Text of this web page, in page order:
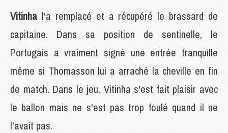
Vitinha l'a remplacé et a récupéré le brassard de
capitaine. Dans sa position de sentinelle, le
Portugais a vraiment signé une entrée tranquille
même si Thomasson lui a arraché la cheville en fin
de match. Dans le jeu, Vitinha s'est fait plaisir avec
le ballon mais ne s'est pas trop foulé quand il ne
l'avait pas.